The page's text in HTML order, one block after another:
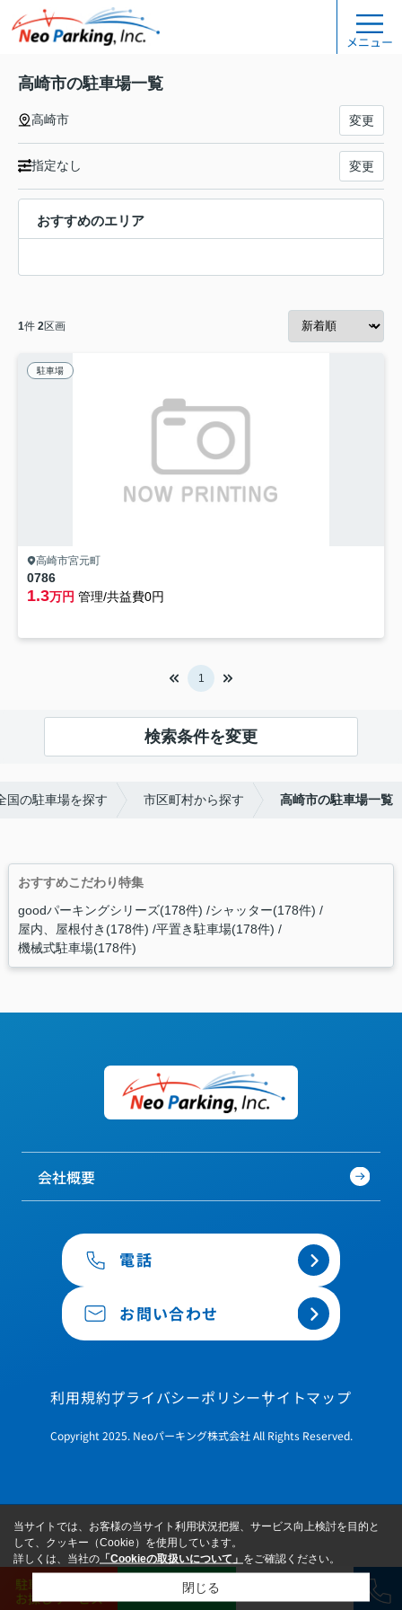
メニュー
高崎市の駐車場一覧
高崎市 変更
指定なし 変更
おすすめのエリア
1件 2区画
駐車場
高崎市宮元町
0786
1.3万円 管理/共益費0円
1
検索条件を変更
国の駐車場を探す 市区町村から探す 高崎市の駐車場一覧
おすすめこだわり特集
goodパーキングシリーズ(178件) シャッター(178件)
屋内、屋根付き(178件) 平置き駐車場(178件)
機械式駐車場(178件)
会社概要
電話
お問い合わせ
利用規約プライバシーポリシーサイトマップ
Copyright 2025. Neoパーキング株式会社 All Rights Reserved.
駐車場
お探しサービス LINE
当サイトでは、お客様の当サイト利用状況把握、サービス向上検討を目的と
して、クッキー（Cookie）を使用しています。
詳しくは、当社の 「Cookieの取扱いについて」 をご確認ください。
閉じる